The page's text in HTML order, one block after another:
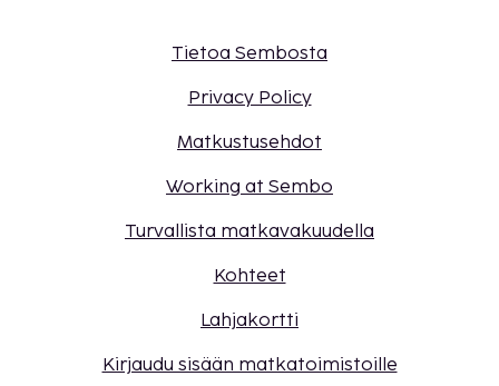
Tietoa Sembosta
Privacy Policy
Matkustusehdot
Working at Sembo
Turvallista matkavakuudella
Kohteet
Lahjakortti
Kirjaudu sisään matkatoimistoille